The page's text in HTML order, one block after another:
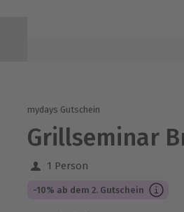
mydays Gutschein
Grillseminar
1 Person
-10% ab dem 2. Gutschein